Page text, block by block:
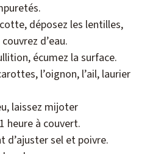
déposez les lentilles,
d’eau.
écumez la surface.
l’oignon, l’ail, laurier
laissez mijoter
heure à couvert.
d’ajuster sel et poivre.